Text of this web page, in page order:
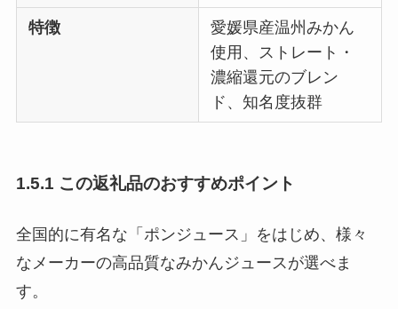
特徴
愛媛県産温州みかん
使用、ストレート・
濃縮還元のブレン
ド、知名度抜群
1.5.1 この返礼品のおすすめポイント
全国的に有名な「ポンジュース」をはじめ、様々
なメーカーの高品質なみかんジュースが選べま
す。